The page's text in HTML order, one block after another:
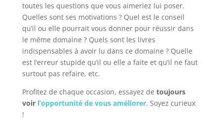
toutes les questions que vous aimeriez lui poser.
Quelles sont ses motivations ? Quel est le conseil
qu’il ou elle pourrait vous donner pour réussir dans
le même domaine ? Quels sont les livres
indispensables à avoir lu dans ce domaine ? Quelle
est l’erreur stupide qu’il ou elle a faite et qu’il ne faut
surtout pas refaire, etc.
Profitez de chaque occasion, essayez de toujours
voir l’opportunité de vous améliorer. Soyez curieux
!